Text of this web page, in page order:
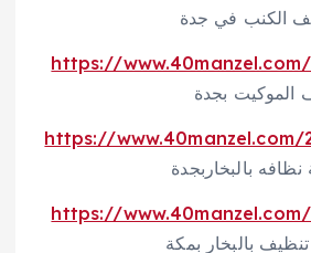
https://
الموكيت بجدة
https://
بالبخاربجدة
https://
بالبخار بمكة